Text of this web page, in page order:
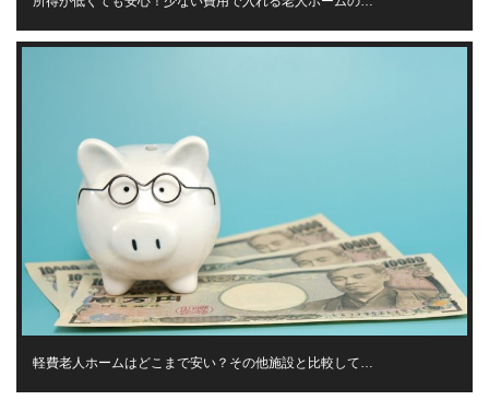
軽費老人ホームはどこまで安い？その他施設と比較して…